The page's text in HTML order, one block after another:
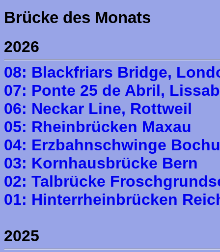
Brücke des Monats
2026
08: Blackfriars Bridge,
07: Ponte 25 de Abril,
06: Neckar Line, Rottweil
05: Rheinbrücken Maxau
04: Erzbahnschwinge
03: Kornhausbrücke Bern
02: Talbrücke
01: Hinterrheinbrücken
2025